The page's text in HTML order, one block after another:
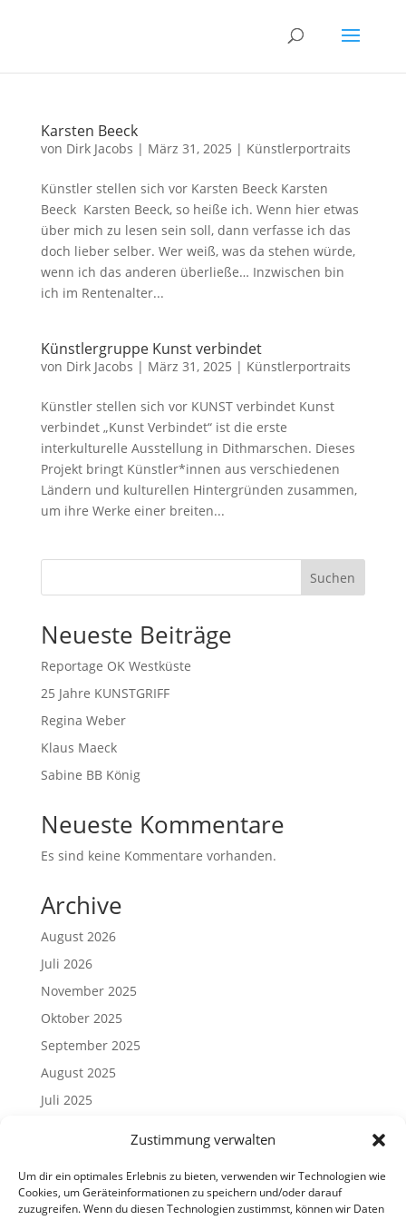
Zustimmung verwalten
Um dir ein optimales Erlebnis zu bieten, verwenden wir Technologien wie
Cookies, um Geräteinformationen zu speichern und/oder darauf
zuzugreifen. Wenn du diesen Technologien zustimmst, können wir Daten
Karsten Beeck
von Dirk Jacobs | März 31, 2025 | Künstlerportraits
Künstler stellen sich vor Karsten Beeck Karsten
Beeck Karsten Beeck, so heiße ich. Wenn hier etwas
über mich zu lesen sein soll, dann verfasse ich das
doch lieber selber. Wer weiß, was da stehen würde,
wenn ich das anderen überließe… Inzwischen bin
ich im Rentenalter...
Künstlergruppe Kunst verbindet
von Dirk Jacobs | März 31, 2025 | Künstlerportraits
Künstler stellen sich vor KUNST verbindet Kunst
verbindet „Kunst Verbindet“ ist die erste
interkulturelle Ausstellung in Dithmarschen. Dieses
Projekt bringt Künstler*innen aus verschiedenen
Ländern und kulturellen Hintergründen zusammen,
um ihre Werke einer breiten...
Suchen
Neueste Beiträge
Reportage OK Westküste
25 Jahre KUNSTGRIFF
Regina Weber
Klaus Maeck
Sabine BB König
Neueste Kommentare
Es sind keine Kommentare vorhanden.
Archive
August 2026
Juli 2026
November 2025
Oktober 2025
September 2025
August 2025
Juli 2025
März 2025
Januar 2025